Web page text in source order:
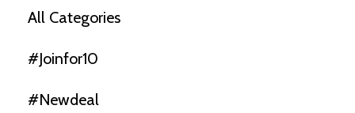
All Categories
#joinfor10
#newdeal